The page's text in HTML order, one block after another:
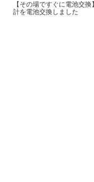
【その場ですぐに電池交
計を電池交換しました